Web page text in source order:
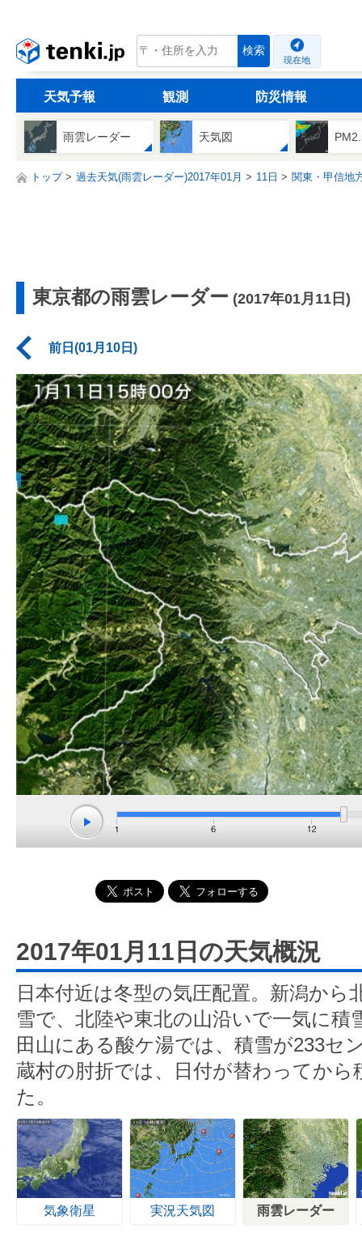
tenki.jp 検索
現在地
天気予報 観測 防災情報
雨雲レーダー 天気図
トップ 過去天気(雨雲レーダー)2017年01月 11日 関東・甲信地
東京都の雨雲レーダー (2017年01月11日)
前日(01月10日)
2017年01月11日の天気概況
日本付近は冬型の気圧配置。新潟から
雪で、北陸や東北の山沿いで一気に積
田山にある酸ケ湯では、積雪が233セ
蔵村の肘折では、日付が替わってから
た。
気象衛星 実況天気図 雨雲レーダー